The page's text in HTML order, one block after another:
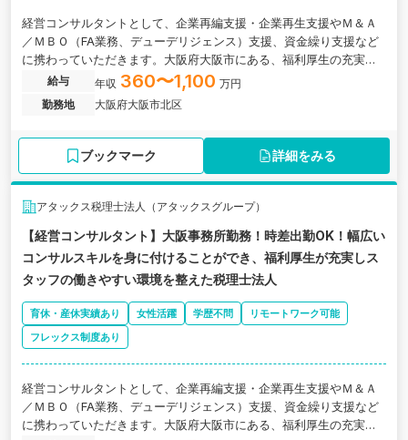
経営コンサルタントとして、企業再編支援・企業再生支援やＭ＆Ａ
／ＭＢＯ（FA業務、デューデリジェンス）支援、資金繰り支援など
に携わっていただきます。大阪府大阪市にある、福利厚生の充実し
たコンサルティング会社の求人です。
給与 年収 360〜1,100 万円
勤務地
大阪府大阪市北区
ブックマーク 詳細をみる
アタックス税理士法人（アタックスグループ）
【経営コンサルタント】大阪事務所勤務！時差出勤OK！幅広い
コンサルスキルを身に付けることができ、福利厚生が充実しス
タッフの働きやすい環境を整えた税理士法人
育休・産休実績あり 女性活躍 学歴不問
リモートワーク可能
フレックス制度あり
経営コンサルタントとして、企業再編支援・企業再生支援やＭ＆Ａ
／ＭＢＯ（FA業務、デューデリジェンス）支援、資金繰り支援など
に携わっていただきます。大阪府大阪市にある、福利厚生の充実し